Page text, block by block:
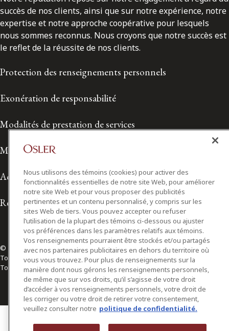
succès de nos clients, ainsi que sur notre expérience, notre
expertise et notre approche coopérative pour lesquels
nous sommes reconnus. Nous croyons que notre succès est
le reflet de la réussite de nos clients.
Protection des renseignements personnels
Exonération de responsabilité
Modalités de prestation de services
Modalités d'utilisation
Accessibilité
Relations avec les médias
© 2026 Osler, Hoskin & Harcourt S.E.N.C.R.L./s.r.l.
Tous droits réservés
Toronto | Montréal | Calgary | Vancouver | Ottawa | New York
Nous utilisons des témoins (cookies) pour activer des
fonctionnalités essentielles de notre site Web, pour améliorer
notre site Web et pour vous proposer des publicités
pertinentes et un contenu personnalisé, y compris sur les
sites Web de tiers. Vous pouvez accepter ou refuser
l’utilisation de la plupart des témoins ci-dessous ou ajuster
vos préférences dans les paramètres relatifs aux témoins.
Vos renseignements pourraient être stockés et/ou partagés
avec nos partenaires publicitaires en dehors du territoire où
vous vous trouvez. Pour plus de renseignements sur la
manière dont nous gérons les renseignements personnels,
de même que sur vos droits, qu’il s’agisse de votre droit
d’accéder à vos renseignements personnels, votre droit de
les corriger ou votre droit de retirer votre consentement,
veuillez consulter notre politique de confidentialité.